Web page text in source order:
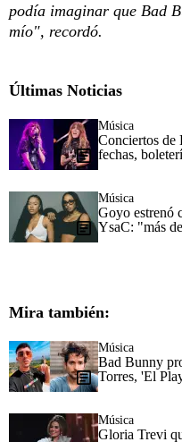
podía imaginar que Bad
mío", recordó.
Últimas Noticias
Música
Conciertos de
fechas,
Música
Goyo estrenó
YsaC: "más
Mira también:
Música
Bad Bunny
Torres, 'El
Música
Gloria Trevi